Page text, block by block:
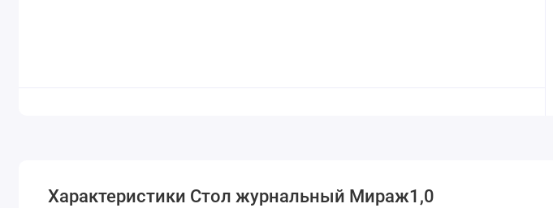
Характеристики Стол журнальный Мираж1,0